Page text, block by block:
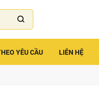
YÊU CẦU LIÊN HỆ